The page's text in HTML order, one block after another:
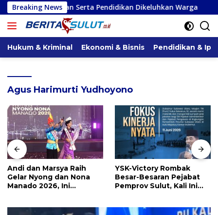
Langsung
ke
konten
Breaking News
Serta Pendidikan Dikeluhkan Warga Serap
Hukum & Kriminal Ekonomi & Bisnis Pendidikan &
Agus Harimurti Yudhoyono
Andi dan Marsya Raih
Gelar Nyong dan Nona
Manado 2026, Ini
YSK-Victory Rombak
Besar-Besaran Pejabat
Pemprov Sulut, Kali Ini